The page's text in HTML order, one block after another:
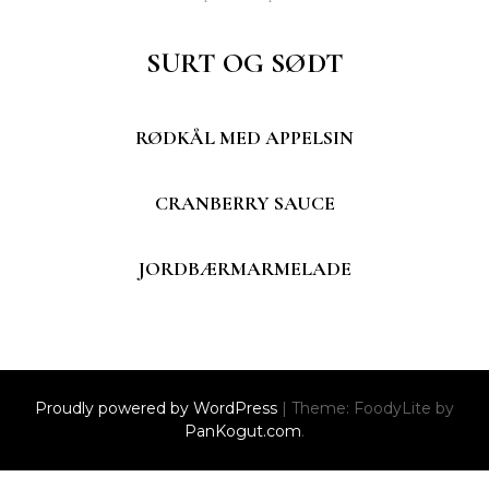
SURT OG SØDT
RØDKÅL MED APPELSIN
CRANBERRY SAUCE
JORDBÆRMARMELADE
Proudly powered by WordPress
Theme: FoodyLite by
PanKogut.com.